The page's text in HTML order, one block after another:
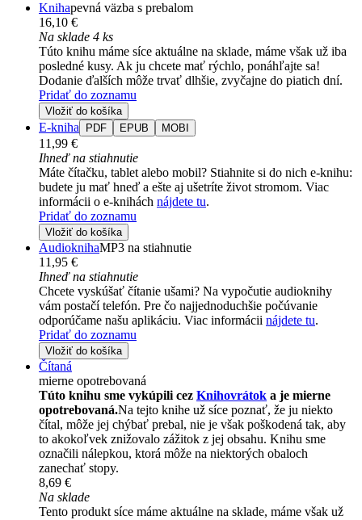
Knihapevná väzba s prebalom
16,10 €
Na sklade 4 ks
Túto knihu máme síce aktuálne na sklade, máme však už iba
posledné kusy. Ak ju chcete mať rýchlo, ponáhľajte sa!
Dodanie ďalších môže trvať dlhšie, zvyčajne do piatich dní.
Pridať do zoznamu
Vložiť do košíka
E-kniha PDF EPUB MOBI
11,99 €
Ihneď na stiahnutie
Máte čítačku, tablet alebo mobil? Stiahnite si do nich e-knihu:
budete ju mať hneď a ešte aj ušetríte život stromom. Viac
informácii o e-knihách nájdete tu.
Pridať do zoznamu
Vložiť do košíka
AudioknihaMP3 na stiahnutie
11,95 €
Ihneď na stiahnutie
Chcete vyskúšať čítanie ušami? Na vypočutie audioknihy
vám postačí telefón. Pre čo najjednoduchšie počúvanie
odporúčame našu aplikáciu. Viac informácii nájdete tu.
Pridať do zoznamu
Vložiť do košíka
Čítaná
mierne opotrebovaná
Túto knihu sme vykúpili cez Knihovrátok a je mierne
opotrebovaná.Na tejto knihe už síce poznať, že ju niekto
čítal, môže jej chýbať prebal, nie je však poškodená tak, aby
to akokoľvek znižovalo zážitok z jej obsahu. Knihu sme
označili nálepkou, ktorá môže na niektorých obaloch
zanechať stopy.
8,69 €
Na sklade
Tento produkt síce máme aktuálne na sklade, máme však už